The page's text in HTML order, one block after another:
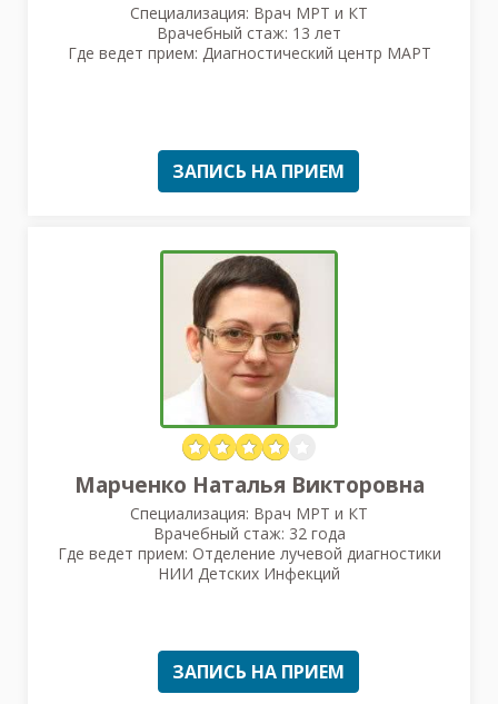
Специализация: Врач МРТ и КТ
Врачебный стаж: 13 лет
Где ведет прием: Диагностический центр МАРТ
ЗАПИСЬ НА ПРИЕМ
Марченко Наталья Викторовна
Специализация: Врач МРТ и КТ
Врачебный стаж: 32 года
Где ведет прием: Отделение лучевой диагностики
НИИ Детских Инфекций
ЗАПИСЬ НА ПРИЕМ